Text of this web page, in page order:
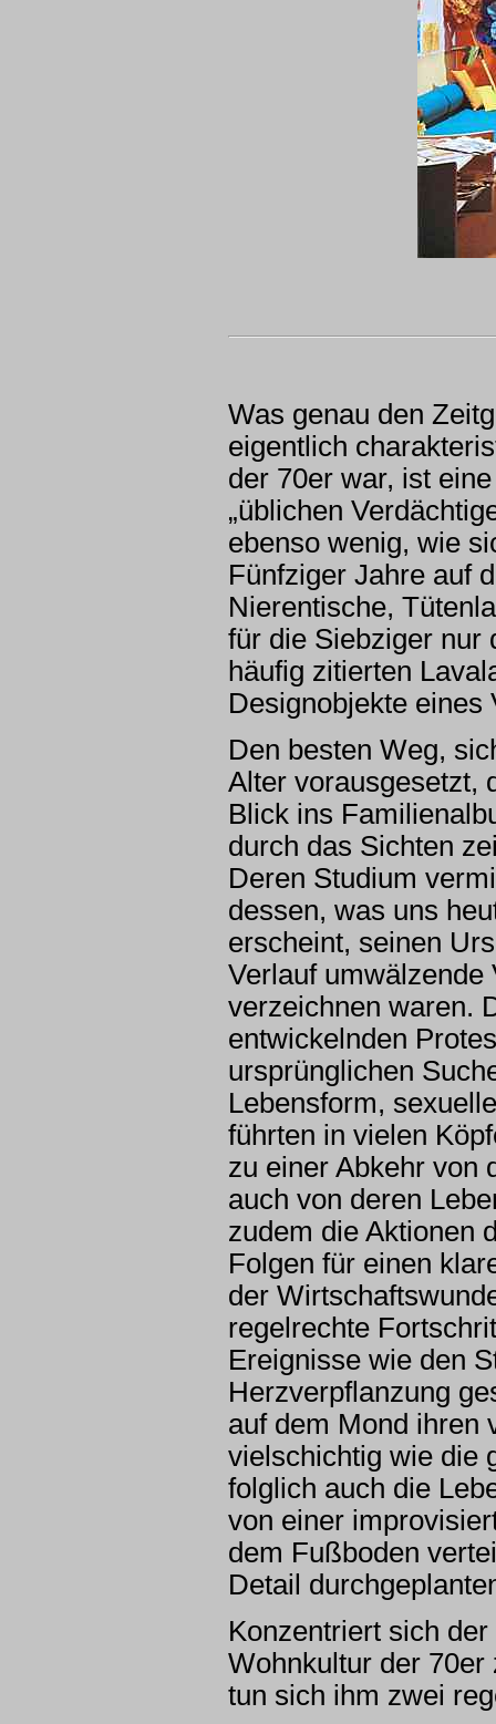
Was genau den
eigentlich
der 70er war, ist
„üblichen
ebenso wenig, wie
Fünfziger Jahre auf
Nierentische,
für die Siebziger nur
häufig zitierten
Designobjekte eines
Den besten Weg,
Alter vorausgesetzt,
Blick ins
durch das Sichten
Deren Studium
dessen, was uns
erscheint, seinen
Verlauf umwälzende
verzeichnen waren.
entwickelnden
ursprünglichen
Lebensform,
führten in vielen
zu einer Abkehr von
auch von deren
zudem die Aktionen
Folgen für einen
der
regelrechte
Ereignisse wie den
Herzverpflanzung
auf dem Mond ihren
vielschichtig wie die
folglich auch die
von einer
dem Fußboden
Detail
Konzentriert sich
Wohnkultur der 70er
tun sich ihm zwei